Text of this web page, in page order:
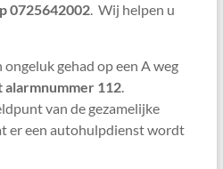
0725642002. Wij helpen u
ongeluk gehad op een A weg
alarmnummer 112.
van de gezamelijke
er een autohulpdienst wordt